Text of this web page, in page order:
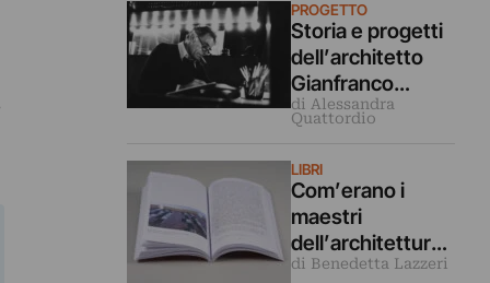
PROGETTO
Storia e progetti
dell’architetto
Gianfranco
Frattini a 100 anni
di Alessandra
Quattordio
LIBRI
Com’erano i
maestri
dell’architettura
del Novecento
di Benedetta Lazzeri